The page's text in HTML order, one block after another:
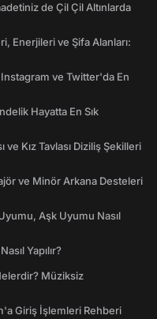
de Çil Çil Altınlarda
Enerjileri ve Şifa Alanları:
ve Twitter'da En
Hayatta En Sık
ve Kız Tavlası Diziliş Şekilleri
ve Minör Arkana Desteleri
Aşk Uyumu Nasıl
Yapılır?
Müziksiz
Giriş İşlemleri Rehberi